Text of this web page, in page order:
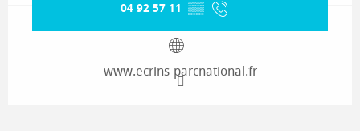
04 92 57 11 ▒▒
www.ecrins-parcnational.fr